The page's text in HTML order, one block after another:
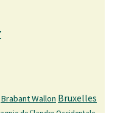
Brabant Wallon Bruxelles